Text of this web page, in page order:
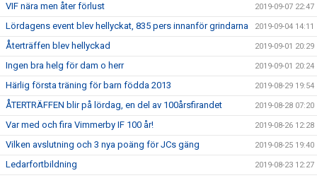
VIF nära men åter förlust 2019-09-07 22:47
Lördagens event blev hellyckat, 835 pers innanför grindarna 2019-09-04 14:11
Återträffen blev hellyckad 2019-09-01 20:29
Ingen bra helg för dam o herr 2019-09-01 20:24
Härlig första träning för barn födda 2013 2019-08-29 19:54
ÅTERTRÄFFEN blir på lördag, en del av 100årsfirandet 2019-08-28 07:20
Var med och fira Vimmerby IF 100 år! 2019-08-26 12:28
Vilken avslutning och 3 nya poäng för JCs gäng 2019-08-25 19:40
Ledarfortbildning 2019-08-23 12:27